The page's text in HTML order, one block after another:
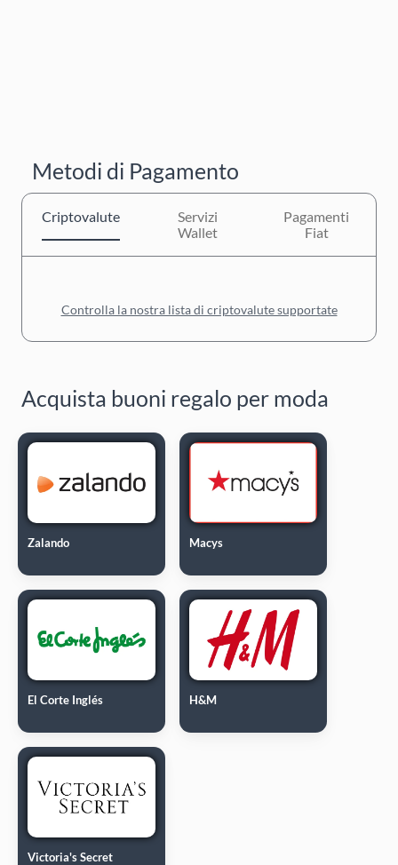
Metodi di Pagamento
Criptovalute
Servizi
Wallet
Pagamenti
Fiat
Controlla la nostra lista di criptovalute supportate
Acquista buoni regalo per moda
Zalando Macys
El Corte Inglés H&M
Victoria's Secret